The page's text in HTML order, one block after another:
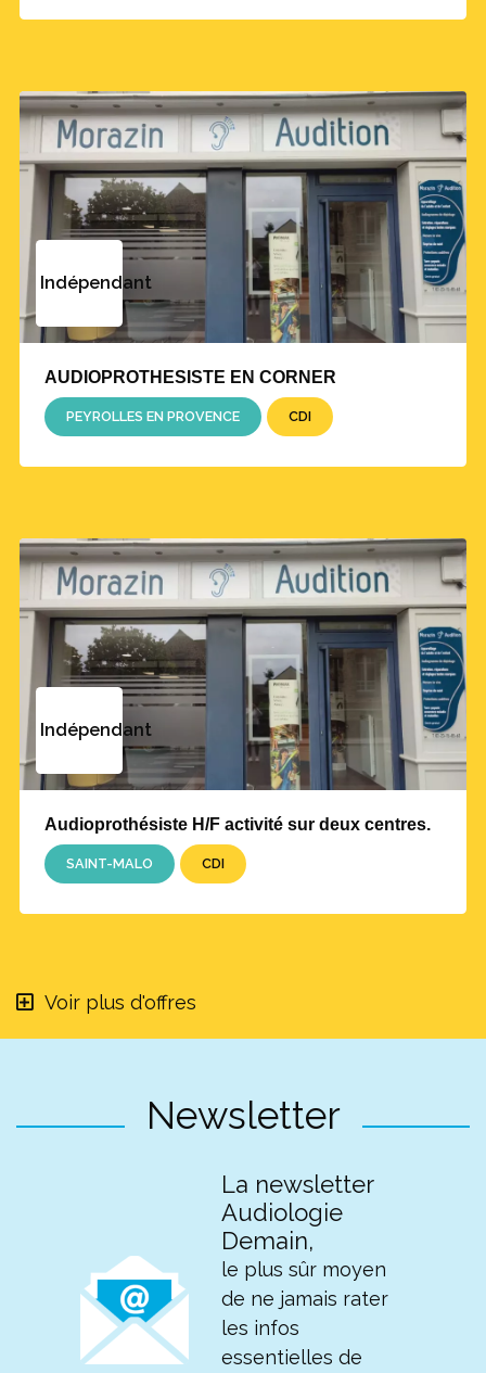
Indépendant
AUDIOPROTHESISTE EN CORNER
PEYROLLES EN PROVENCE CDI
Indépendant
Audioprothésiste H/F activité sur deux centres.
SAINT-MALO CDI
Voir plus d'offres
Newsletter
La newsletter
Audiologie
Demain,
le plus sûr moyen
de ne jamais rater
les infos
essentielles de